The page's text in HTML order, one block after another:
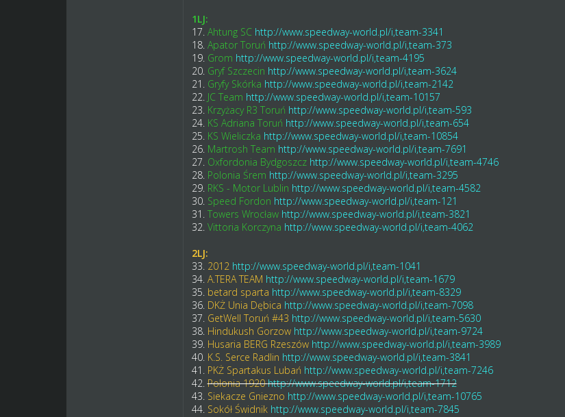
1LJ:
17. Ahtung SC http://www.speedway-world.pl/i,team-3341
18. Apator Toruń http://www.speedway-world.pl/i,team-373
19. Grom http://www.speedway-world.pl/i,team-4195
20. Gryf Szczecin http://www.speedway-world.pl/i,team-3624
21. Gryfy Skórka http://www.speedway-world.pl/i,team-2142
22. JC Team http://www.speedway-world.pl/i,team-10157
23. Krzyżacy R3 Toruń http://www.speedway-world.pl/i,team-593
24. KS Adriana Toruń http://www.speedway-world.pl/i,team-654
25. KS Wieliczka http://www.speedway-world.pl/i,team-10854
26. Martrosh Team http://www.speedway-world.pl/i,team-7691
27. Oxfordonia Bydgoszcz http://www.speedway-world.pl/i,team-4746
28. Polonia Śrem http://www.speedway-world.pl/i,team-3295
29. RKS - Motor Lublin http://www.speedway-world.pl/i,team-4582
30. Speed Fordon http://www.speedway-world.pl/i,team-121
31. Towers Wrocław http://www.speedway-world.pl/i,team-3821
32. Vittoria Korczyna http://www.speedway-world.pl/i,team-4062
2LJ:
33. 2012 http://www.speedway-world.pl/i,team-1041
34. A.TERA TEAM http://www.speedway-world.pl/i,team-1679
35. betard sparta http://www.speedway-world.pl/i,team-8329
36. DKŻ Unia Dębica http://www.speedway-world.pl/i,team-7098
37. GetWell Toruń #43 http://www.speedway-world.pl/i,team-5630
38. Hindukush Gorzow http://www.speedway-world.pl/i,team-9724
39. Husaria BERG Rzeszów http://www.speedway-world.pl/i,team-3989
40. K.S. Serce Radlin http://www.speedway-world.pl/i,team-3841
41. PKŻ Spartakus Lubań http://www.speedway-world.pl/i,team-7246
42.Polonia 1920 http://www.speedway-world.pl/i,team-1712
43. Siekacze Gniezno http://www.speedway-world.pl/i,team-10765
44. Sokół Świdnik http://www.speedway-world.pl/i,team-7845